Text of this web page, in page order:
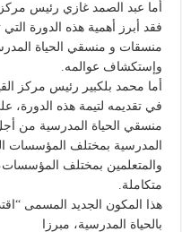
أما عبد الصمد غازي رئيس
فقد أبرز أهمية هذه الدورة
منسقات و منسقي الحياة
وإستكشاف عوالمه.
أما محمد بلكبير رئيس مركز
في تقديمه لتيمة هذه الدورة،
منسقي الحياة المدرسية من
المدرسية بمختلف المؤسسات
والمتعلمين بمختلف المؤسسات،
متكاملة.
هذا المكون الجديد المسمى
بالحياة المدرسية، مبرزا